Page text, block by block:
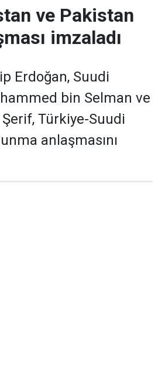
ve Pakistan
imzaladı
Erdoğan, Suudi
bin Selman ve
Türkiye-Suudi
anlaşmasını